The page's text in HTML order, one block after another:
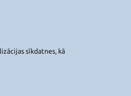
sīkdatnes, kā